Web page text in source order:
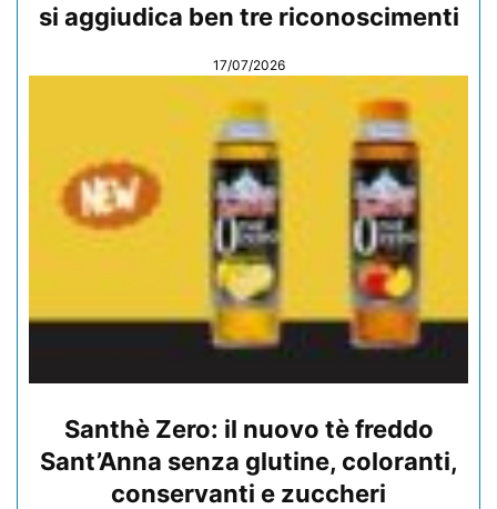
si aggiudica ben tre riconoscimenti
17/07/2026
Santhè Zero: il nuovo tè freddo
Sant’Anna senza glutine, coloranti,
conservanti e zuccheri